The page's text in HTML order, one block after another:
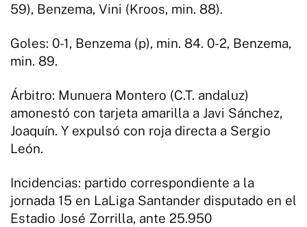
59), Benzema, Vini (Kroos, min. 88).
Goles: 0-1, Benzema (p), min. 84. 0-2, Benzema,
min. 89.
Árbitro: Munuera Montero (C.T. andaluz)
amonestó con tarjeta amarilla a Javi Sánchez,
Joaquín. Y expulsó con roja directa a Sergio
León.
Incidencias: partido correspondiente a la
jornada 15 en LaLiga Santander disputado en el
Estadio José Zorrilla, ante 25.950